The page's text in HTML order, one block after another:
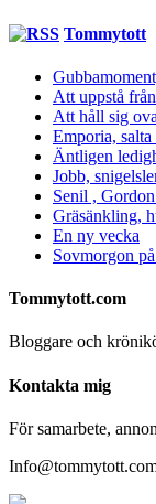
Tommytott
Att uppstå
Att håll sig
Emporia,
Äntligen
Jobb,
Senil ,
Gräsänkling,
En ny vecka
Sovmorgon
Tommytott.com
Bloggare och
Kontakta mig
För samarbete,